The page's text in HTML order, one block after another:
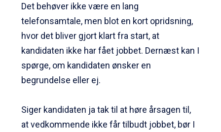
Det behøver ikke være en lang
telefonsamtale, men blot en kort opridsning,
hvor det bliver gjort klart fra start, at
kandidaten ikke har fået jobbet. Dernæst kan I
spørge, om kandidaten ønsker en
begrundelse eller ej.
Siger kandidaten ja tak til at høre årsagen til,
at vedkommende ikke får tilbudt jobbet, bør I